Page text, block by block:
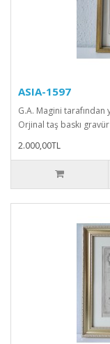
ASIA-1597
G.A. Magini tarafından
Orjinal taş baskı
2.000,00TL